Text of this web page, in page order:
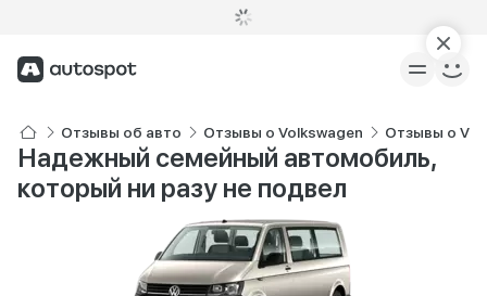
Отзывы об авто Отзывы о Volkswagen Отзывы о
Надежный семейный автомобиль,
который ни разу не подвел